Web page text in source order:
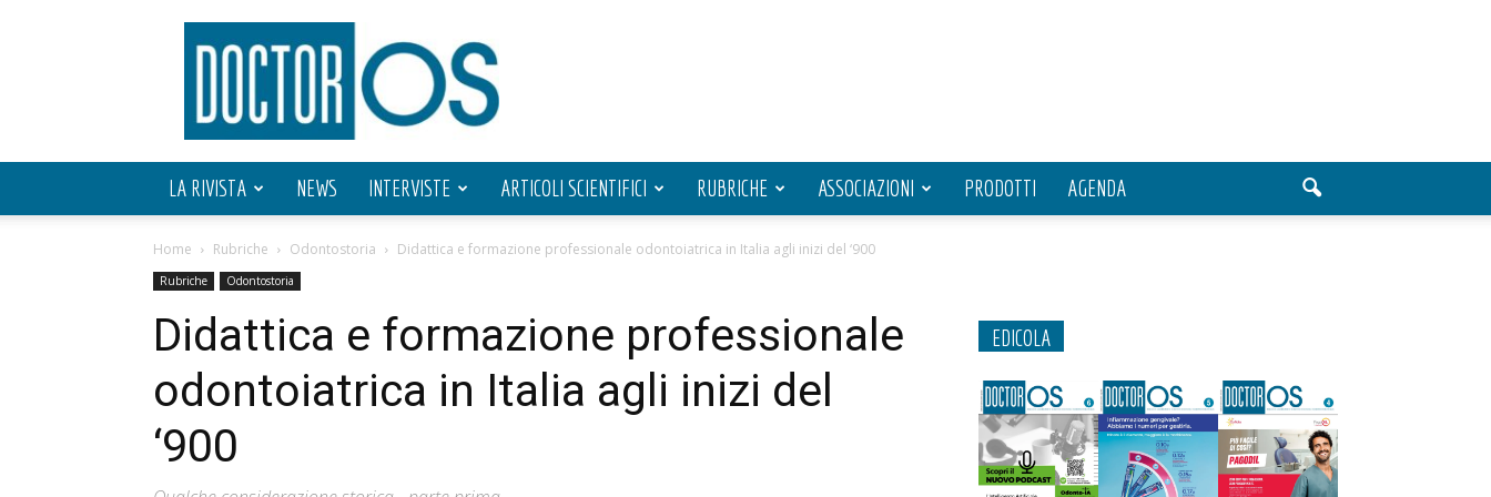
Doctor
OS
LA RIVISTA NEWS INTERVISTE ARTICOLI SCIENTIFICI RUBRICHE ASSOCIAZIONI PRODOTTI AGENDA
Home Rubriche Odontostoria Didattica e formazione professionale odontoiatrica in Italia agli inizi del ‘900
Rubriche Odontostoria
Didattica e formazione professionale
odontoiatrica in Italia agli inizi del
‘900
EDICOLA